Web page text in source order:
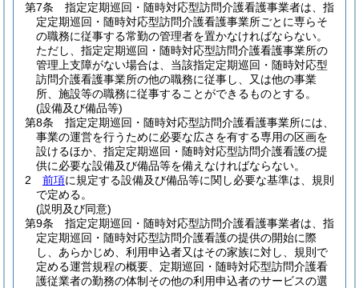
第7条
指定定期巡回・随時対応型訪問介護看護事業者は、指
定定期巡回・随時対応型訪問介護看護事業所ごとに専らそ
の職務に従事する常勤の管理者を置かなければならない。
ただし、指定定期巡回・随時対応型訪問介護看護事業所の
管理上支障がない場合は、当該指定定期巡回・随時対応型
訪問介護看護事業所の他の職務に従事し、又は他の事業
所、施設等の職務に従事することができるものとする。
(設備及び備品等)
第8条
指定定期巡回・随時対応型訪問介護看護事業所には、
事業の運営を行うために必要な広さを有する専用の区画を
設けるほか、指定定期巡回・随時対応型訪問介護看護の提
供に必要な設備及び備品等を備えなければならない。
2
前項に規定する設備及び備品等に関し必要な基準は、規則
で定める。
(説明及び同意)
第9条
指定定期巡回・随時対応型訪問介護看護事業者は、指
定定期巡回・随時対応型訪問介護看護の提供の開始に際
し、あらかじめ、利用申込者又はその家族に対し、規則で
定める運営規程の概要、定期巡回・随時対応型訪問介護看
護従業者の勤務の体制その他の利用申込者のサービスの選